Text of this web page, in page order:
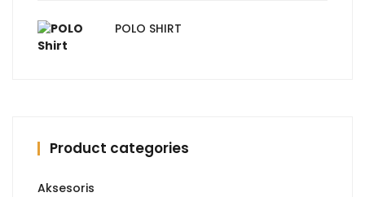
Rp30000.adalah:
POLO SHIRT
Product categories
Aksesoris